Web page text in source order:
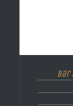
Bar